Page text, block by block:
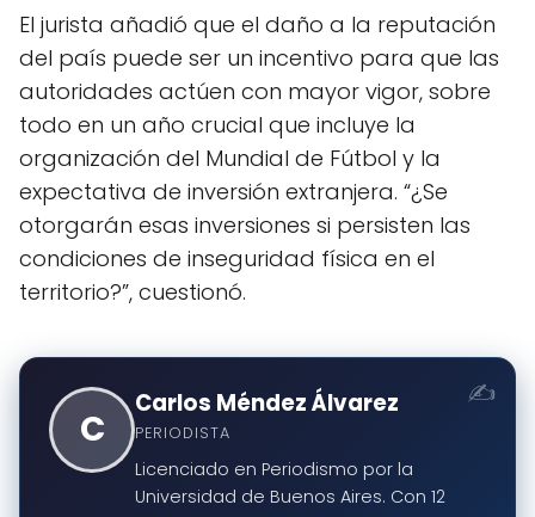
El jurista añadió que el daño a la reputación
del país puede ser un incentivo para que las
autoridades actúen con mayor vigor, sobre
todo en un año crucial que incluye la
organización del Mundial de Fútbol y la
expectativa de inversión extranjera. “¿Se
otorgarán esas inversiones si persisten las
condiciones de inseguridad física en el
territorio?”, cuestionó.
C
Carlos Méndez Álvarez
PERIODISTA
Licenciado en Periodismo por la
Universidad de Buenos Aires. Con 12